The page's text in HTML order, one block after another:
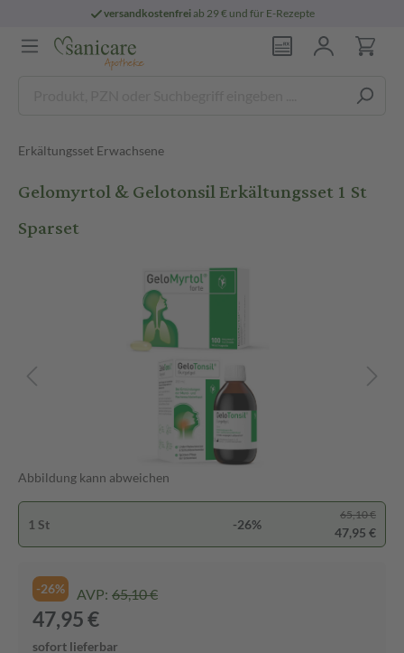
versandkostenfreiab 29 € und für E-Rezepte
Erkältungsset Erwachsene
Gelomyrtol & Gelotonsil Erkältungsset 1 St
Sparset
Abbildung kann abweichen
1 St -26%
65,10 €
47,95 €
-26% AVP: 65,10 €
47,95 €
sofort lieferbar